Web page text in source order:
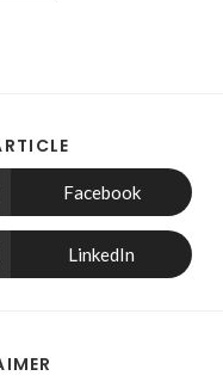
Facebook
LinkedIn